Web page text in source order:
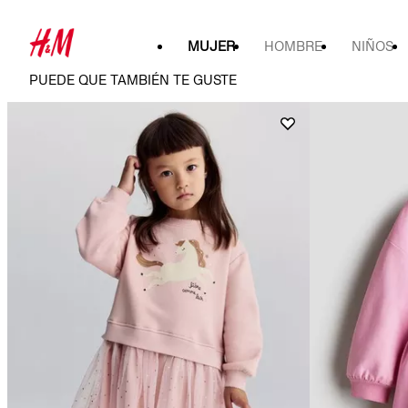
MUJER HOMBRE NIÑOS
PUEDE QUE TAMBIÉN TE GUSTE